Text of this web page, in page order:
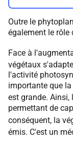
Outre le
également le rôle
Face à
végétaux
l'activité
importante que
est grande.
permettant de
conséquent, la
émis. C'est un